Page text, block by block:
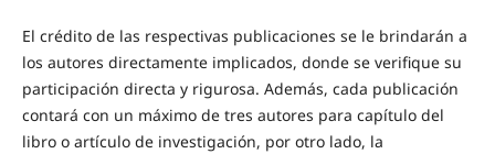
El crédito de las respectivas publicaciones se le brindarán a
los autores directamente implicados, donde se verifique su
participación directa y rigurosa. Además, cada publicación
contará con un máximo de tres autores para capítulo del
libro o artículo de investigación, por otro lado, la